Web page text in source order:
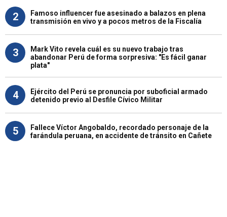
2
Famoso influencer fue asesinado a balazos en plena
transmisión en vivo y a pocos metros de la Fiscalía
3
Mark Vito revela cuál es su nuevo trabajo tras
abandonar Perú de forma sorpresiva: "Es fácil ganar
plata"
4
Ejército del Perú se pronuncia por suboficial armado
detenido previo al Desfile Cívico Militar
5
Fallece Víctor Angobaldo, recordado personaje de la
farándula peruana, en accidente de tránsito en Cañete